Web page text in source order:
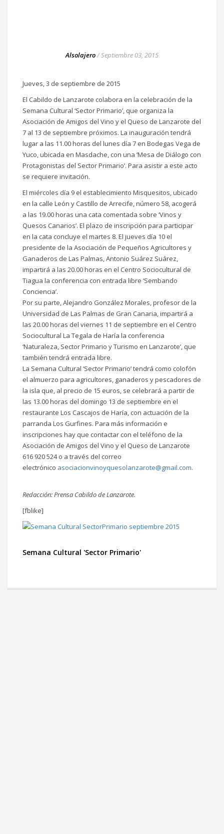
Alsolajero/Septiembre 03, 2015
Jueves, 3 de septiembre de 2015
El Cabildo de Lanzarote colabora en la celebración de la
Semana Cultural ‘Sector Primario’, que organiza la
Asociación de Amigos del Vino y el Queso de Lanzarote del
7 al 13 de septiembre próximos. La inauguración tendrá
lugar a las 11.00 horas del lunes día 7 en Bodegas Vega de
Yuco, ubicada en Masdache, con una ‘Mesa de Diálogo con
Protagonistas del Sector Primario’. Para asistir a este acto
se requiere invitación.
El miércoles día 9 el establecimiento Misquesitos, ubicado
en la calle León y Castillo de Arrecife, número 58, acogerá
a las 19.00 horas una cata comentada sobre ‘Vinos y
Quesos Canarios’. El plazo de inscripción para participar
en la cata concluye el martes 8. El jueves día 10 el
presidente de la Asociación de Pequeños Agricultores y
Ganaderos de Las Palmas, Antonio Suárez Suárez,
impartirá a las 20.00 horas en el Centro Sociocultural de
Tiagua la conferencia con entrada libre ‘Sembando
Conciencia’.
Por su parte, Alejandro González Morales, profesor de la
Universidad de Las Palmas de Gran Canaria, impartirá a
las 20.00 horas del viernes 11 de septiembre en el Centro
Sociocultural La Tegala de Haría la conferencia
‘Naturaleza, Sector Primario y Turismo en Lanzarote’, que
también tendrá entrada libre.
La Semana Cultural ‘Sector Primario’ tendrá como colofón
el almuerzo para agricultores, ganaderos y pescadores de
la isla que, al precio de 15 euros, se celebrará a partir de
las 13.00 horas del domingo 13 de septiembre en el
restaurante Los Cascajos de Haría, con actuación de la
parranda Los Gurfines. Para más información e
inscripciones hay que contactar con el teléfono de la
Asociación de Amigos del Vino y el Queso de Lanzarote
616 920 524 o a través del correo
electrónico asociacionvinoyquesolanzarote@gmail.com.
Redacción: Prensa Cabildo de Lanzarote.
[fblike]
Semana Cultural 'Sector Primario'